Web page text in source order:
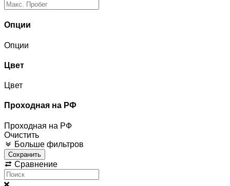
Опции
Опции
Цвет
Цвет
Проходная на РФ
Проходная на РФ
Очистить
Больше фильтров
Сохранить
Сравнение